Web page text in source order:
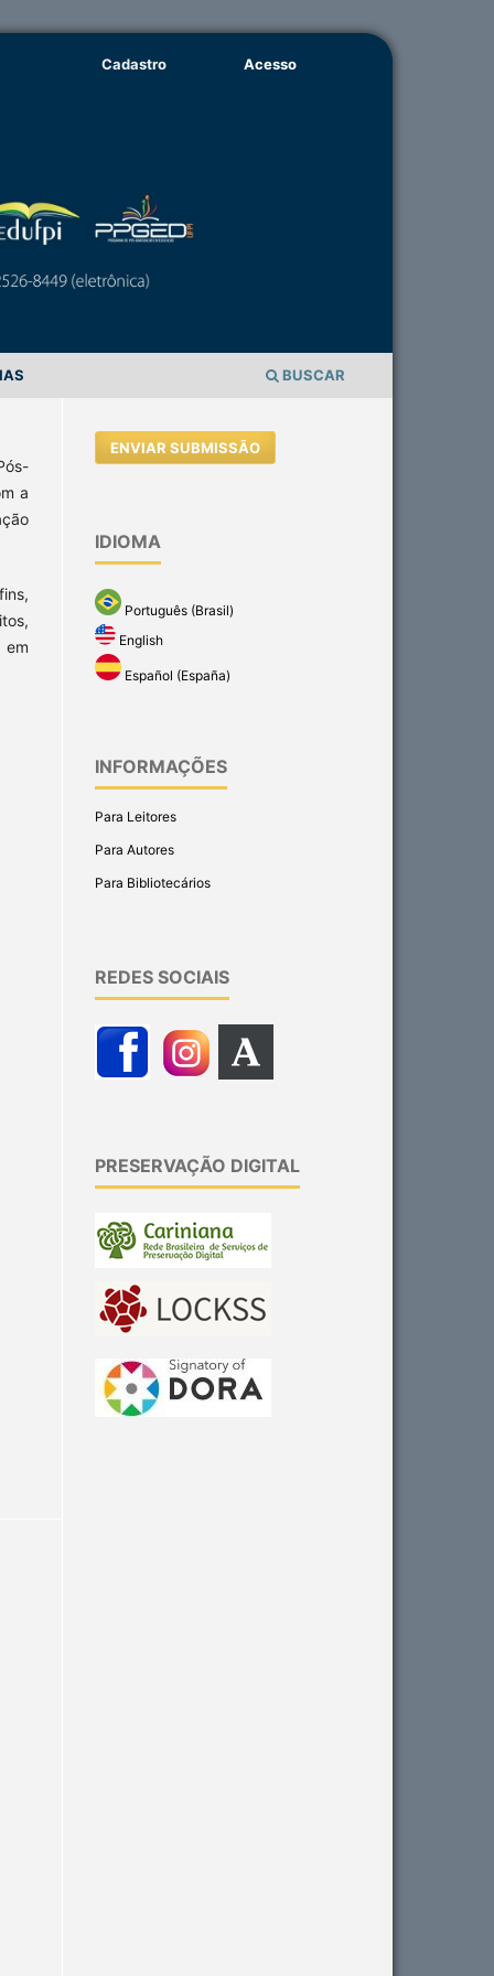
BUSCAR
Cadastro Acesso
a
em
ENVIAR SUBMISSÃO
IDIOMA
Português (Brasil)
English
Español (España)
INFORMAÇÕES
Para Leitores
Para Autores
Para Bibliotecários
REDES SOCIAIS
PRESERVAÇÃO DIGITAL